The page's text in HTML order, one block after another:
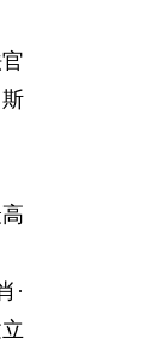
·